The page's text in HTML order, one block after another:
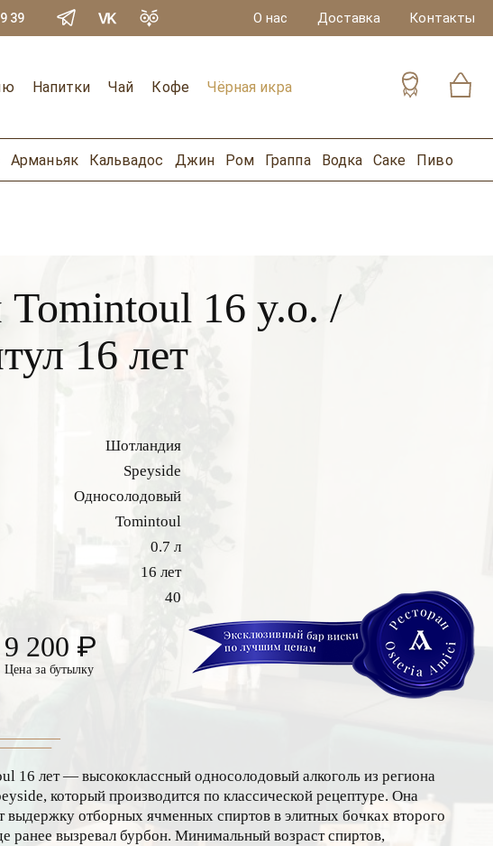
39 О нас Доставка Контакты
Напитки Чай Кофе Чёрная икра
Арманьяк Кальвадос Джин Ром Граппа Водка Саке Пиво
16 y.o. /
16 лет
Шотландия
Speyside
Односолодовый
Tomintoul
0.7 л
16 лет
40
9 200 ₽
Цена за бутылку
16 лет — высококлассный односолодовый алкоголь из региона
который производится по классической рецептуре. Она
выдержку отборных ячменных спиртов в элитных бочках второго
ранее вызревал бурбон. Минимальный возраст спиртов,